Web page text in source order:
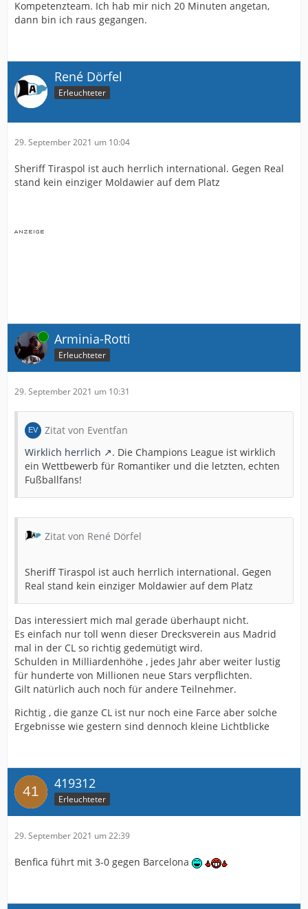
Kompetenzteam. Ich hab mir nich 20 Minuten angetan,
dann bin ich raus gegangen.
René Dörfel
Erleuchteter
29. September 2021 um 10:04
Sheriff Tiraspol ist auch herrlich international. Gegen Real
stand kein einziger Moldawier auf dem Platz
Online Arminia-Rotti
Erleuchteter
29. September 2021 um 10:31
Zitat von Eventfan
Wirklich herrlich
. Die Champions League ist wirklich
ein Wettbewerb für Romantiker und die letzten, echten
Fußballfans!
Zitat von René Dörfel
Sheriff Tiraspol ist auch herrlich international. Gegen
Real stand kein einziger Moldawier auf dem Platz
Das interessiert mich mal gerade überhaupt nicht.
Es einfach nur toll wenn dieser Drecksverein aus Madrid
mal in der CL so richtig gedemütigt wird.
Schulden in Milliardenhöhe , jedes Jahr aber weiter lustig
für hunderte von Millionen neue Stars verpflichten.
Gilt natürlich auch noch für andere Teilnehmer.
Richtig , die ganze CL ist nur noch eine Farce aber solche
Ergebnisse wie gestern sind dennoch kleine Lichtblicke
419312
Erleuchteter
29. September 2021 um 22:39
Benfica führt mit 3-0 gegen Barcelona